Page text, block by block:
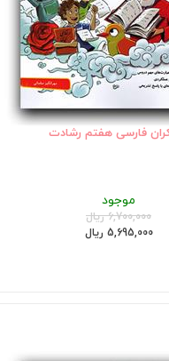
فارسی هفتم رشادت
موجود
6,700,000 ریال
5,695,000 ریال